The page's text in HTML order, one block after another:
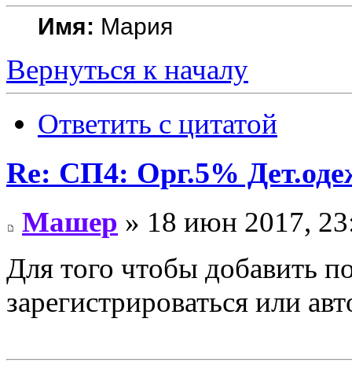
Имя: Мария
Вернуться к началу
Ответить с цитатой
Re: СП4: Орг.5%
Машер » 18 июн 2017,
Для того чтобы добавить
зарегистрироваться или